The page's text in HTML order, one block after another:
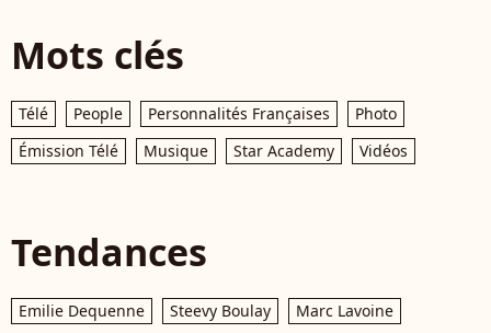
Mots clés
Télé People Personnalités Françaises
Photo
Émission Télé
Musique Star Academy Vidéos
Tendances
Emilie Dequenne Steevy Boulay
Marc Lavoine